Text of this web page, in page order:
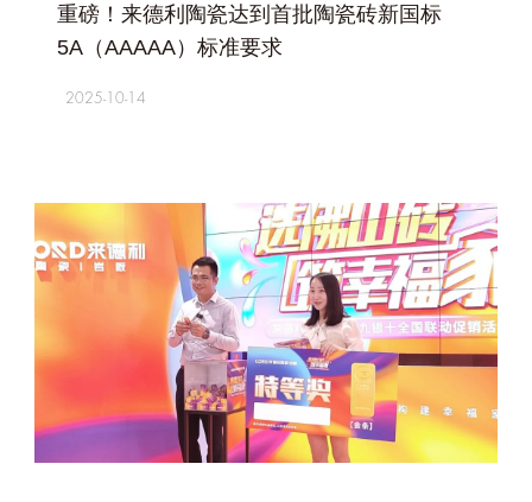
重磅！来德利陶瓷达到首批陶瓷砖新国标
5A（AAAAA）标准要求
2025-10-14